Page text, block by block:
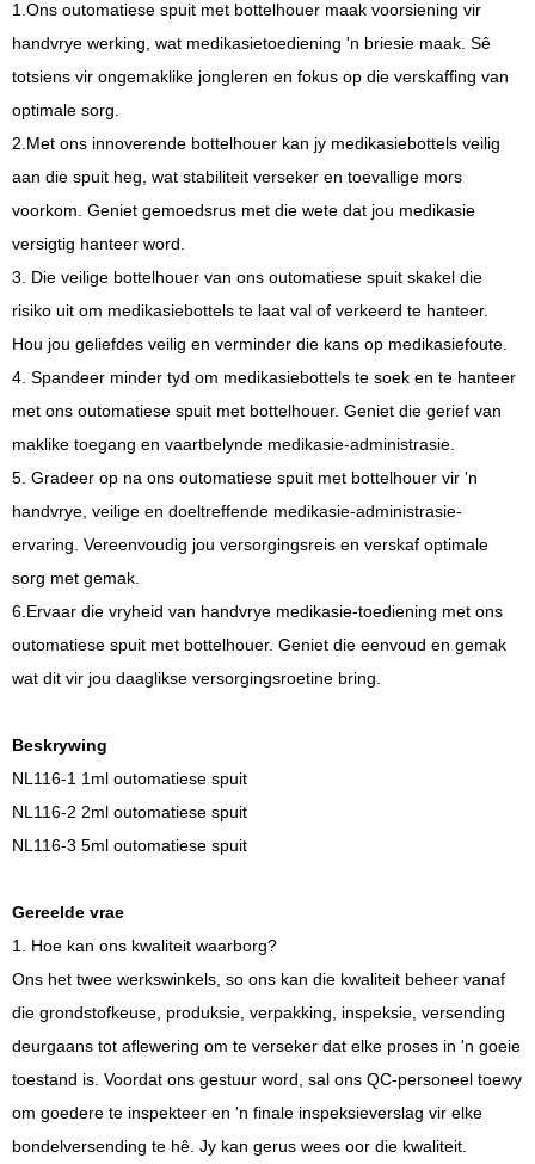
1.Ons outomatiese spuit met bottelhouer maak voorsiening vir
handvrye werking, wat medikasietoediening 'n briesie maak. Sê
totsiens vir ongemaklike jongleren en fokus op die verskaffing van
optimale sorg.
2.Met ons innoverende bottelhouer kan jy medikasiebottels veilig
aan die spuit heg, wat stabiliteit verseker en toevallige mors
voorkom. Geniet gemoedsrus met die wete dat jou medikasie
versigtig hanteer word.
3. Die veilige bottelhouer van ons outomatiese spuit skakel die
risiko uit om medikasiebottels te laat val of verkeerd te hanteer.
Hou jou geliefdes veilig en verminder die kans op medikasiefoute.
4. Spandeer minder tyd om medikasiebottels te soek en te hanteer
met ons outomatiese spuit met bottelhouer. Geniet die gerief van
maklike toegang en vaartbelynde medikasie-administrasie.
5. Gradeer op na ons outomatiese spuit met bottelhouer vir 'n
handvrye, veilige en doeltreffende medikasie-administrasie-
ervaring. Vereenvoudig jou versorgingsreis en verskaf optimale
sorg met gemak.
6.Ervaar die vryheid van handvrye medikasie-toediening met ons
outomatiese spuit met bottelhouer. Geniet die eenvoud en gemak
wat dit vir jou daaglikse versorgingsroetine bring.
Beskrywing
NL116-1 1ml outomatiese spuit
NL116-2 2ml outomatiese spuit
NL116-3 5ml outomatiese spuit
Gereelde vrae
1. Hoe kan ons kwaliteit waarborg?
Ons het twee werkswinkels, so ons kan die kwaliteit beheer vanaf
die grondstofkeuse, produksie, verpakking, inspeksie, versending
deurgaans tot aflewering om te verseker dat elke proses in 'n goeie
toestand is. Voordat ons gestuur word, sal ons QC-personeel toewy
om goedere te inspekteer en 'n finale inspeksieverslag vir elke
bondelversending te hê. Jy kan gerus wees oor die kwaliteit.